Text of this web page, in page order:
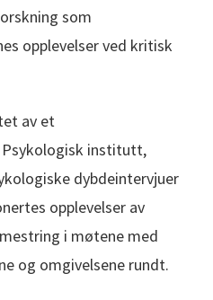
som
opplevelser ved kritisk
av et
institutt,
dybdeintervjuer
opplevelser av
i møtene med
og omgivelsene rundt.